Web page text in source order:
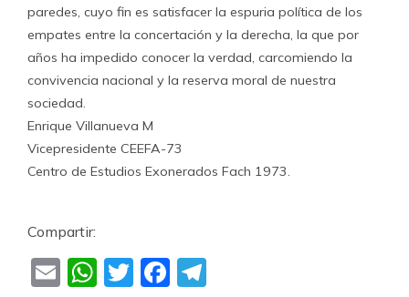
paredes, cuyo fin es satisfacer la espuria política de los
empates entre la concertación y la derecha, la que por
años ha impedido conocer la verdad, carcomiendo la
convivencia nacional y la reserva moral de nuestra
sociedad.
Enrique Villanueva M
Vicepresidente CEEFA-73
Centro de Estudios Exonerados Fach 1973.
Compartir:
EmailWhatsApp
TwitterFacebook